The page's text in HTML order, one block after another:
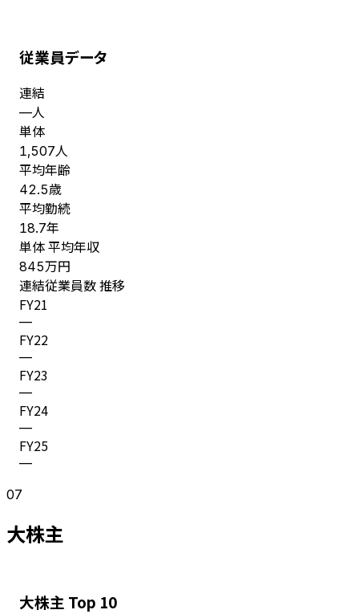
従業員データ
連結
—人
単体
1,507人
平均年齢
42.5歳
平均勤続
18.7年
単体 平均年収
845万円
連結従業員数 推移
FY21
—
FY22
—
FY23
—
FY24
—
FY25
—
07
大株主
大株主 Top 10